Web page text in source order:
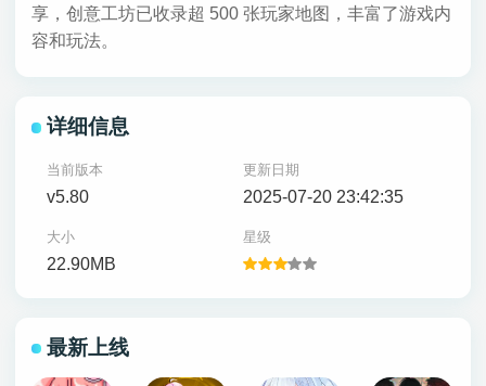
享，创意工坊已收录超 500 张玩家地图，丰富了游戏内
容和玩法。
详细信息
当前版本
v5.80
更新日期
2025-07-20 23:42:35
大小
22.90MB
星级
最新上线